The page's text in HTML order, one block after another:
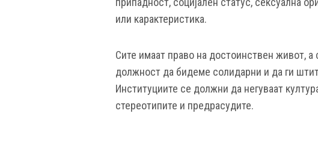
или карактеристика.
Сите имаат право на достоинствен живот,
должност да бидеме солидарни и да ги
Институциите се должни да негуваат
стереотипите и предрасудите.